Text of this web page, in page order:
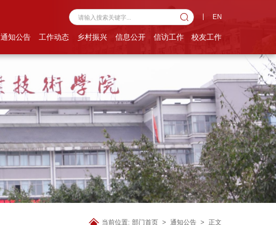
EN
通知公告 工作动态 乡村振兴 信息公开 信访工作 校友工作
当前位置:部门首页 >通知公告 > 正文